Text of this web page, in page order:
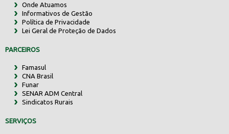
Onde Atuamos
Informativos de Gestão
Política de Privacidade
Lei Geral de Proteção de Dados
PARCEIROS
Famasul
CNA Brasil
Funar
SENAR ADM Central
Sindicatos Rurais
SERVIÇOS